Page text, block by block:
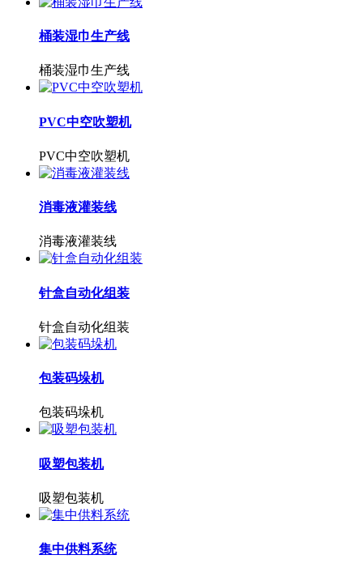
桶装湿巾生产线
桶装湿巾生产线
PVC中空吹塑机
PVC中空吹塑机
消毒液灌装线
消毒液灌装线
针盒自动化组装
针盒自动化组装
包装码垛机
包装码垛机
吸塑包装机
吸塑包装机
集中供料系统